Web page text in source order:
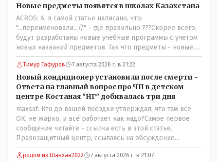
трагедии, то есть 29 июля, когда спешно установили и
воду, и новые кондиционеры, и впервые поставили
температурный режим на контроль. То есть первая
часть - информация до трагедии, вторая часть -
информация после трагедии, когда все уже было
Новые предметы появятся в школах Казахстана
ACROS: А, в самой статье написано, что:
"...переименовали...//" - где правильно ???Скорее всего,
будут разработаны новые учебные программы с учетом
новых названий предметов. Так что предметы - новые.
Хоть и переименованные)
Тимур Гафуров 7 августа 2026 г. в 21:22
Новый кондиционер установили после смерти -
Ответа на главный вопрос про ЧП в детском
центре Костаная "НГ" добивалась три дня
maxsaf: Кто до вашей поездки утверждал, что там все
ОК, не жарко, и всё работает как надо?Самое первое
сообщение читайте - ссылка есть в этой статье.
Правозащитный центр, ссылаясь на обсуждение
сотрудников интерната в рабочем чате, которые
прислали ему в виде аудиосообщений, пишет, что
родом из Шанхая2022 7 августа 2026 г. в 21:07